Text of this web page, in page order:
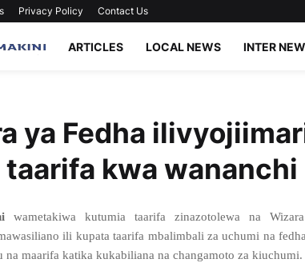
Privacy Policy Contact Us
ARTICLES LOCAL NEWS INTER
ya Fedha
kwa wananchi
wametakiwa kutumia taarifa zinazotolewa na
ili kupata taarifa mbalimbali za uchumi na
na maarifa katika kukabiliana na changamoto za kiuchumi.